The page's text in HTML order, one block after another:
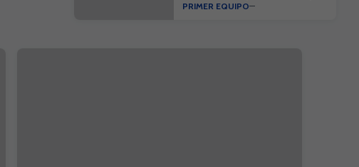
nos exigirá la competición"
PRIMER EQUIPO